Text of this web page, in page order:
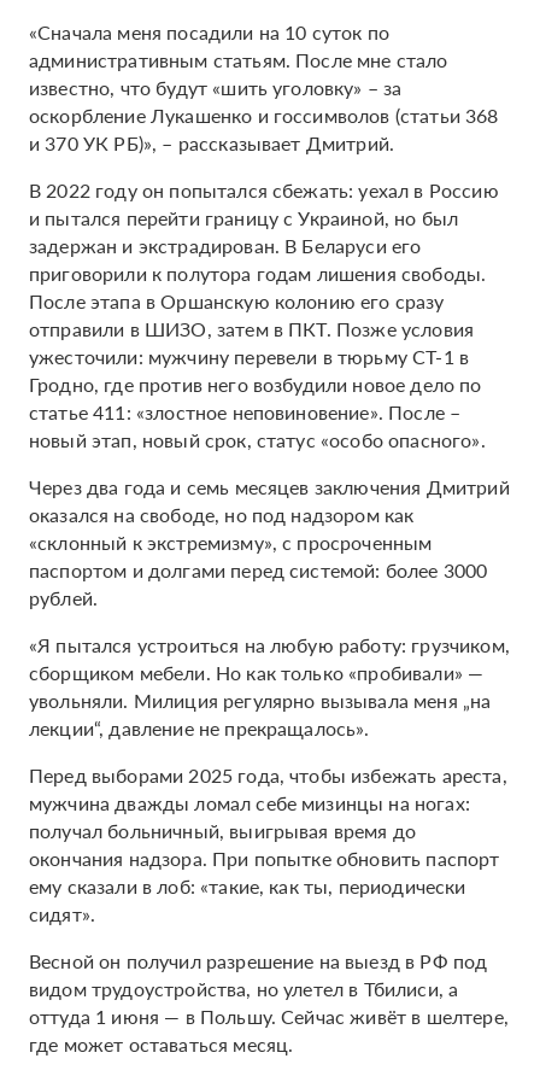
«Сначала меня посадили на 10 суток по
административным статьям. После мне стало
известно, что будут «шить уголовку» – за
оскорбление Лукашенко и госсимволов (статьи 368
и 370 УК РБ)», – рассказывает Дмитрий.
В 2022 году он попытался сбежать: уехал в Россию
и пытался перейти границу с Украиной, но был
задержан и экстрадирован. В Беларуси его
приговорили к полутора годам лишения свободы.
После этапа в Оршанскую колонию его сразу
отправили в ШИЗО, затем в ПКТ. Позже условия
ужесточили: мужчину перевели в тюрьму СТ-1 в
Гродно, где против него возбудили новое дело по
статье 411: «злостное неповиновение». После –
новый этап, новый срок, статус «особо опасного».
Через два года и семь месяцев заключения Дмитрий
оказался на свободе, но под надзором как
«склонный к экстремизму», с просроченным
паспортом и долгами перед системой: более 3000
рублей.
«Я пытался устроиться на любую работу: грузчиком,
сборщиком мебели. Но как только «пробивали» —
увольняли. Милиция регулярно вызывала меня „на
лекции“, давление не прекращалось».
Перед выборами 2025 года, чтобы избежать ареста,
мужчина дважды ломал себе мизинцы на ногах:
получал больничный, выигрывая время до
окончания надзора. При попытке обновить паспорт
ему сказали в лоб: «такие, как ты, периодически
сидят».
Весной он получил разрешение на выезд в РФ под
видом трудоустройства, но улетел в Тбилиси, а
оттуда 1 июня — в Польшу. Сейчас живёт в шелтере,
где может оставаться месяц.